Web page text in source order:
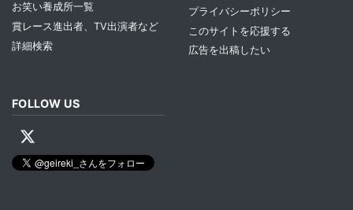
お笑い養成所一覧
賞レース進出者、TV出演者など
詳細検索
プライバシーポリシー
このサイトを応援する
広告を出稿したい
FOLLOW US